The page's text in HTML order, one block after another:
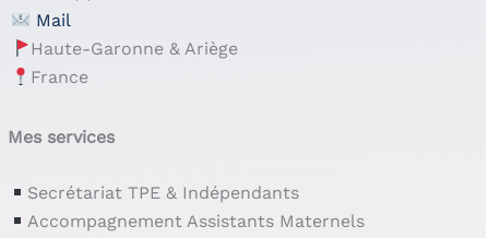
Mail
Haute-Garonne & Ariège
France
Mes services
Secrétariat TPE & Indépendants
Accompagnement Assistants Maternels